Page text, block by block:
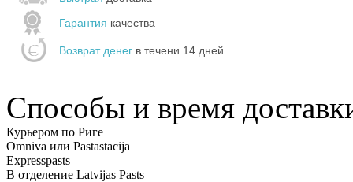
Гарантия качества
Возврат денег в течени 14 дней
Способы и время
Курьером по Риге
Omniva или Pastastacija
Expresspasts
В отделение Latvijas Pasts